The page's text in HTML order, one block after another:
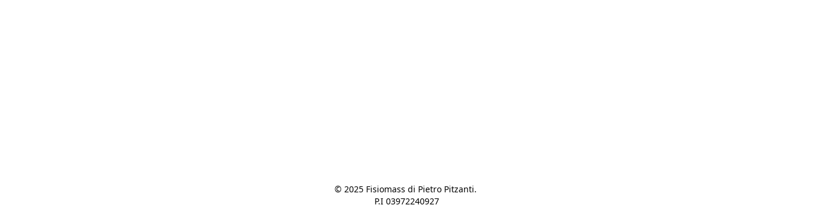
© 2025 Fisiomass di Pietro Pitzanti.
P.I 03972240927